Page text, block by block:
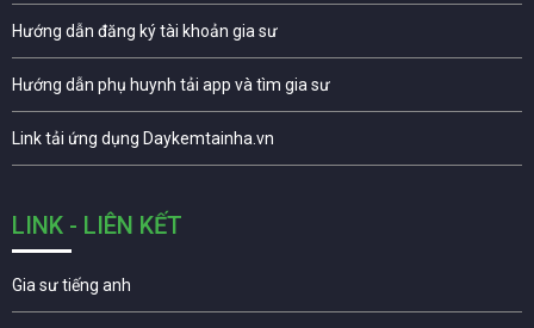
Hướng dẫn đăng ký tài khoản gia sư
Hướng dẫn phụ huynh tải app và tìm gia sư
Link tải ứng dụng Daykemtainha.vn
LINK - LIÊN KẾT
Gia sư tiếng anh